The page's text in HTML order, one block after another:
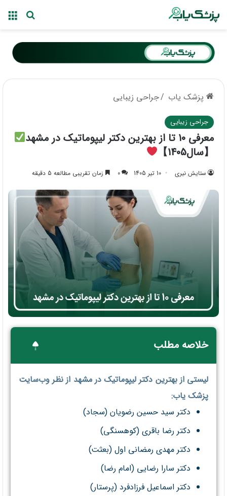
پزشک یاب /جراحی زیبایی
جراحی زیبایی
معرفی 10 تا از بهترین دکتر لیپوماتیک در مشهد
【سال1405】
ستایش نیری 10 تیر 1405 0 زمان تقریبی مطالعه 5 دقیقه
خلاصه مطلب
لیستی از بهترین دکتر لیپوماتیک در مشهد از نظر وب‌سایت
پزشک یاب:
دکتر سید حسین رضویان (سجاد)
دکتر رضا باقری (کوهسنگی)
دکتر مهدی رمضانی اول (بعثت)
دکتر سارا رضایی (امام رضا)
دکتر اسماعیل فرزادفرد (پرستار)